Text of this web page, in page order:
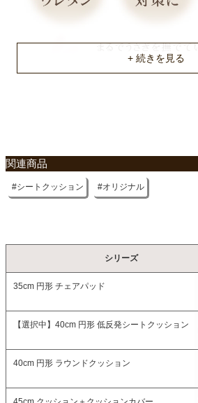
関連商品
シートクッション オリジナル
シリーズ
35cm 円形 チェアパッド
【選択中】 40cm 円形 低反発シートクッション
40cm 円形 ラウンドクッション